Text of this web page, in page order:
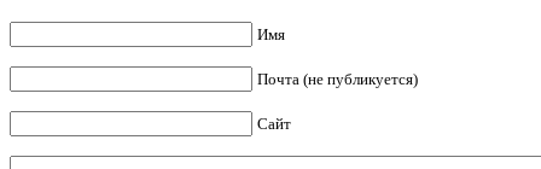
Имя
Почта (не публикуется)
Сайт